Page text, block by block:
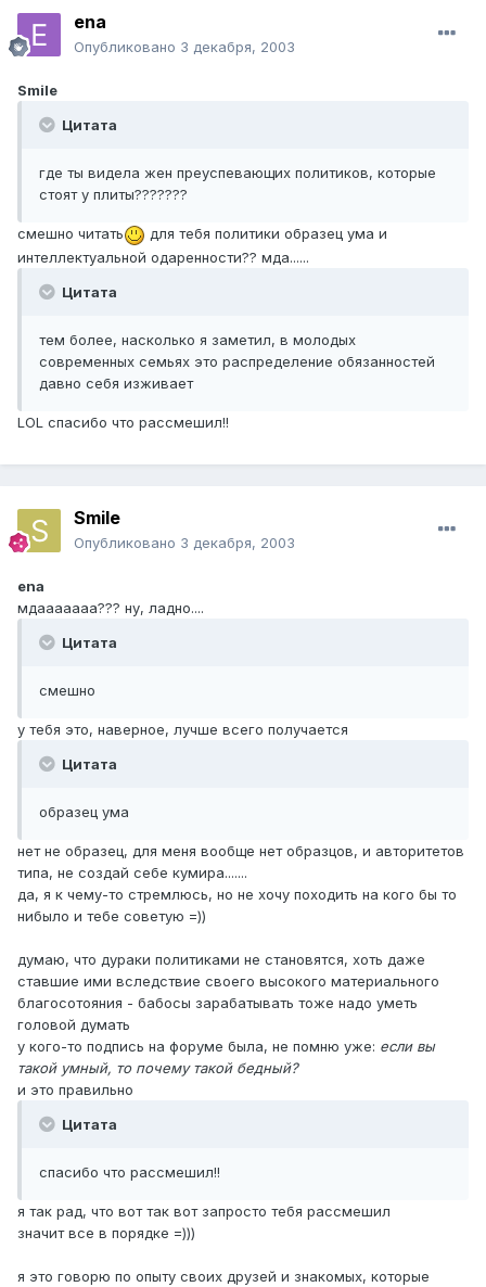
ena
Опубликовано 3 декабря, 2003
Smile
Цитата
где ты видела жен преуспевающих политиков, которые
стоят у плиты???????
смешно читать
для тебя политики образец ума и
интеллектуальной одаренности?? мда......
Цитата
тем более, насколько я заметил, в молодых
современных семьях это распределение обязанностей
давно себя изживает
LOL спасибо что рассмешил!!
Smile
Опубликовано 3 декабря, 2003
ena
мдааааааа??? ну, ладно....
Цитата
смешно
у тебя это, наверное, лучше всего получается
Цитата
образец ума
нет не образец, для меня вообще нет образцов, и авторитетов
типа, не создай себе кумира.......
да, я к чему-то стремлюсь, но не хочу походить на кого бы то
нибыло и тебе советую =))
думаю, что дураки политиками не становятся, хоть даже
ставшие ими вследствие своего высокого материального
благосотояния - бабосы зарабатывать тоже надо уметь
головой думать
у кого-то подпись на форуме была, не помню уже: если вы
такой умный, то почему такой бедный?
и это правильно
Цитата
спасибо что рассмешил!!
я так рад, что вот так вот запросто тебя рассмешил
значит все в порядке =)))
я это говорю по опыту своих друзей и знакомых, которые